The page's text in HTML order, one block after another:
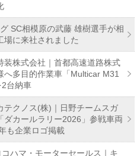
SC相模原の武藤 雄樹選手が相
場に来社されました
装株式会社｜首都高速道路株式
へ多目的作業車「Multicar M31
2台納車
テクノス(株)｜日野チームスガ
ダカールラリー2026」参戦車両
も企業ロゴ掲載
ハマ・モーターセールス｜キ